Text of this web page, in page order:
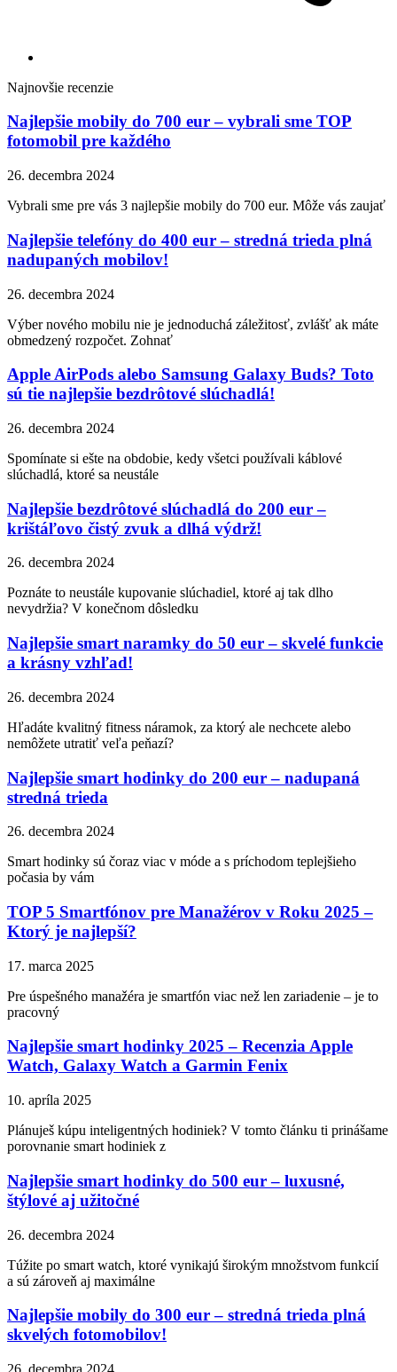
Najnovšie recenzie
Najlepšie mobily do 700 eur – vybrali sme TOP
fotomobil pre každého
26. decembra 2024
Vybrali sme pre vás 3 najlepšie mobily do 700 eur. Môže vás zaujať
Najlepšie telefóny do 400 eur – stredná trieda plná
nadupaných mobilov!
26. decembra 2024
Výber nového mobilu nie je jednoduchá záležitosť, zvlášť ak máte
obmedzený rozpočet. Zohnať
Apple AirPods alebo Samsung Galaxy Buds? Toto
sú tie najlepšie bezdrôtové slúchadlá!
26. decembra 2024
Spomínate si ešte na obdobie, kedy všetci používali káblové
slúchadlá, ktoré sa neustále
Najlepšie bezdrôtové slúchadlá do 200 eur –
krištáľovo čistý zvuk a dlhá výdrž!
26. decembra 2024
Poznáte to neustále kupovanie slúchadiel, ktoré aj tak dlho
nevydržia? V konečnom dôsledku
Najlepšie smart naramky do 50 eur – skvelé funkcie
a krásny vzhľad!
26. decembra 2024
Hľadáte kvalitný fitness náramok, za ktorý ale nechcete alebo
nemôžete utratiť veľa peňazí?
Najlepšie smart hodinky do 200 eur – nadupaná
stredná trieda
26. decembra 2024
Smart hodinky sú čoraz viac v móde a s príchodom teplejšieho
počasia by vám
TOP 5 Smartfónov pre Manažérov v Roku 2025 –
Ktorý je najlepší?
17. marca 2025
Pre úspešného manažéra je smartfón viac než len zariadenie – je to
pracovný
Najlepšie smart hodinky 2025 – Recenzia Apple
Watch, Galaxy Watch a Garmin Fenix
10. apríla 2025
Plánuješ kúpu inteligentných hodiniek? V tomto článku ti prinášame
porovnanie smart hodiniek z
Najlepšie smart hodinky do 500 eur – luxusné,
štýlové aj užitočné
26. decembra 2024
Túžite po smart watch, ktoré vynikajú širokým množstvom funkcií
a sú zároveň aj maximálne
Najlepšie mobily do 300 eur – stredná trieda plná
skvelých fotomobilov!
26. decembra 2024